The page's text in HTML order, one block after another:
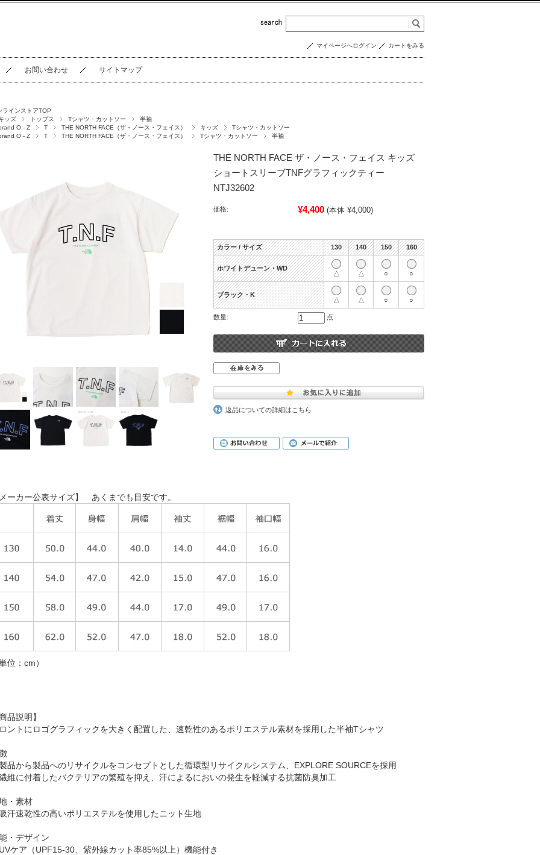
マイページへログイン カートをみる
お問い合わせ サイトマップ
ラインストアTOP
ッズ
トップス Tシャツ・カットソー
半袖
O - Z
T THE NORTH FACE（ザ・ノース・フェイス） キッズ
Tシャツ・カットソー
O - Z
T THE NORTH FACE（ザ・ノース・フェイス） Tシャツ・カットソー 半袖
THE NORTH FACE ザ・ノース・フェイス キッズ
ショートスリーブTNFグラフィックティー
NTJ32602
価格: ¥4,400 (本体 ¥4,000)
カラー / サイズ 130 140 150 160
ホワイトデューン・WD
△ △ ○ ○
ブラック・K
△ △ ○ ○
数量: 点
返品についての詳細はこちら
ーカー公表サイズ】 あくまでも目安です。
位：cm）
品説明】
ントにロゴグラフィックを大きく配置した、速乾性のあるポリエステル素材を採用した半袖Tシャツ
品から製品へのリサイクルをコンセプトとした循環型リサイクルシステム、EXPLORE SOURCEを採用
維に付着したバクテリアの繁殖を抑え、汗によるにおいの発生を軽減する抗菌防臭加工
・素材
汗速乾性の高いポリエステルを使用したニット生地
・デザイン
ケア（UPF15-30、紫外線カット率85%以上）機能付き